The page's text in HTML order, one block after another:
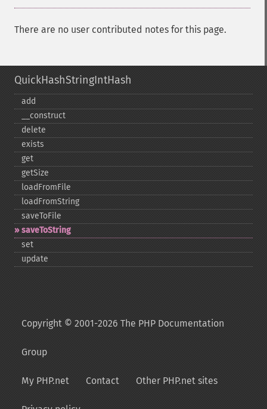
There are no user contributed notes for this page.
QuickHashStringIntHash
add
_​_​construct
delete
exists
get
getSize
loadFromFile
loadFromString
saveToFile
saveToString
set
update
Copyright © 2001-2026 The PHP Documentation
Group
My PHP.net Contact Other PHP.net sites